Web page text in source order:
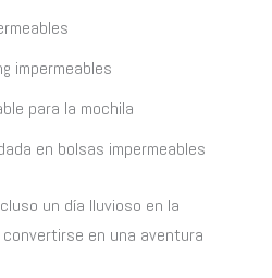
impermeables
para la mochila
en bolsas impermeables
un día lluvioso en la
en una aventura